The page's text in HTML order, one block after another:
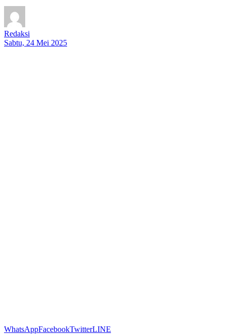
Redaksi
Sabtu, 24 Mei 2025
WhatsAppFacebookTwitterLINE